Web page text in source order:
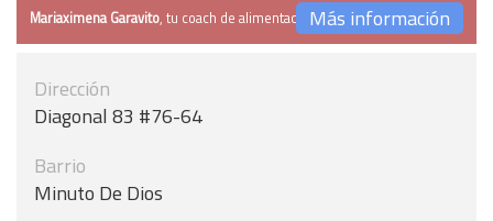
Mariaximena Garavito, tu coach de alimentaciónMás información
Dirección
Diagonal 83 #76-64
Barrio
Minuto De Dios